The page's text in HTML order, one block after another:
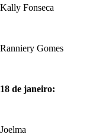
Kally Fonseca
Ranniery Gomes
18 de janeiro:
Joelma